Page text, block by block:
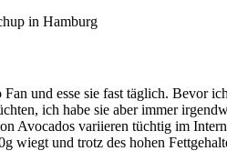
und esse sie fast täglich. Bevor
ich habe sie aber immer
Avocados variieren tüchtig im
wiegt und trotz des hohen